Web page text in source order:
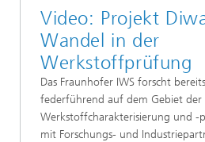
Video: Projekt
Wandel in der
Werkstoffprüfung
Das Fraunhofer IWS forscht
federführend auf dem Gebiet der
Werkstoffcharakterisierung und -
mit Forschungs- und